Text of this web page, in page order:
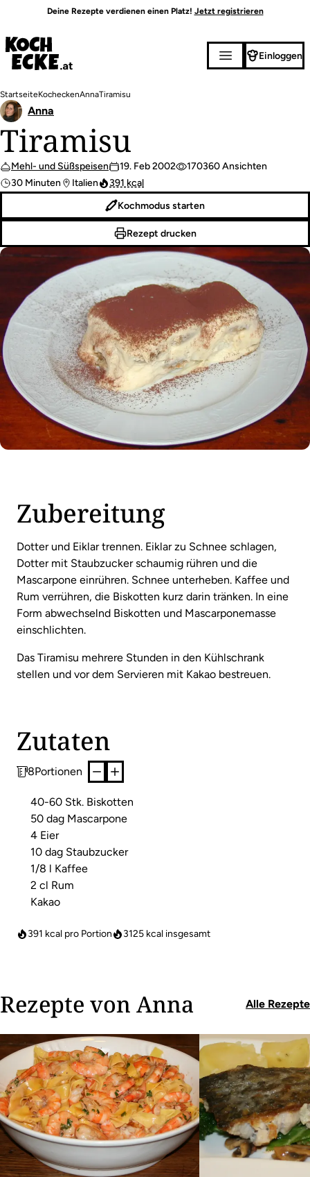
Inhalt
Deine Rezepte verdienen einen Platz! Jetzt registrieren
Einloggen
Pfadnavigation
StartseiteKocheckenAnnaTiramisu
Tiramisu
Mehl- und Süßspeisen 19. Feb 2002
170360 Ansichten
30 Minuten
Italien 391 kcal
Anna
Kochmodus starten
Rezept drucken
Zubereitung
Dotter und Eiklar trennen. Eiklar zu Schnee schlagen,
Dotter mit Staubzucker schaumig rühren und die
Mascarpone einrühren. Schnee unterheben. Kaffee und
Rum verrühren, die Biskotten kurz darin tränken. In eine
Form abwechselnd Biskotten und Mascarponemasse
einschlichten.
Das Tiramisu mehrere Stunden in den Kühlschrank
stellen und vor dem Servieren mit Kakao bestreuen.
Zutaten
8Portionen
40-60 Stk. Biskotten
50 dag Mascarpone
4 Eier
10 dag Staubzucker
1/8 l Kaffee
2 cl Rum
Kakao
391 kcal pro Portion 3125 kcal insgesamt
Rezepte von Anna Alle Rezepte